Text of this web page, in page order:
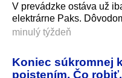
V prevádzke ostáva už
elektrárne Paks.
minulý týždeň
Koniec súkromnej
poistením. Čo